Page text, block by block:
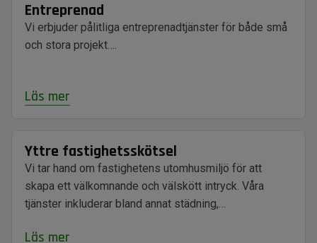
Entreprenad
Vi erbjuder pålitliga entreprenadtjänster för både små
och stora projekt….
Läs mer
Yttre fastighetsskötsel
Vi tar hand om fastighetens utomhusmiljö för att
skapa ett välkomnande och välskött intryck. Våra
tjänster inkluderar bland annat städning,…
Läs mer